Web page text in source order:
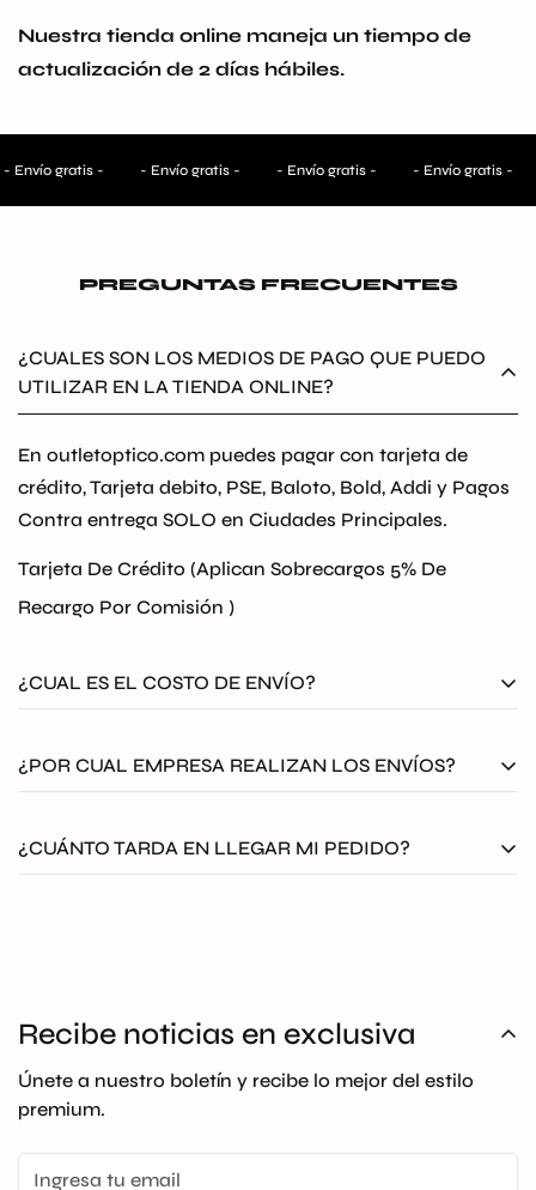
Nuestra tienda online maneja un tiempo de
actualización de 2 días hábiles.
- Envío gratis - - Envío gratis - - Envío gratis - - Envío gratis -
PREGUNTAS FRECUENTES
¿CUALES SON LOS MEDIOS DE PAGO QUE PUEDO
UTILIZAR EN LA TIENDA ONLINE?
En outletoptico.com puedes pagar con tarjeta de
crédito, Tarjeta debito, PSE, Baloto, Bold, Addi y Pagos
Contra entrega SOLO en Ciudades Principales.
Tarjeta De Crédito (Aplican Sobrecargos 5% De
Recargo Por Comisión )
¿CUAL ES EL COSTO DE ENVÍO?
a todo
Colombia. Aplican T&C
¿POR CUAL EMPRESA REALIZAN LOS ENVÍOS?
Todos nuestros envíos se despachan asegurados por
medio de Coordinadora, Envia o Servientrega.
¿CUÁNTO TARDA EN LLEGAR MI PEDIDO?
a 18 días hábiles.
Recibe noticias en exclusiva
Únete a nuestro boletín y recibe lo mejor del estilo
premium.